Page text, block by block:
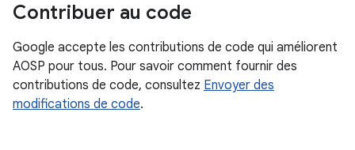
Contribuer au code
Google accepte les contributions de code qui améliorent
AOSP pour tous. Pour savoir comment fournir des
contributions de code, consultez Envoyer des
modifications de code.